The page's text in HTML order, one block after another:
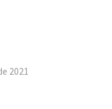
2021